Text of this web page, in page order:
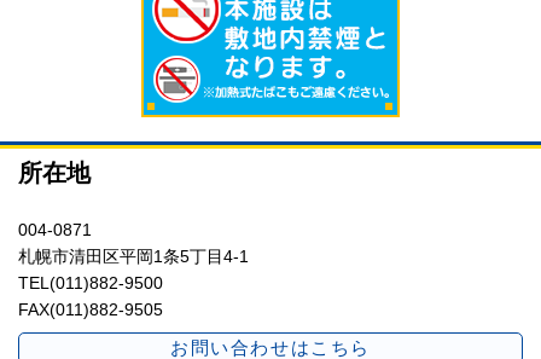
所在地
004-0871
札幌市清田区平岡1条5丁目4-1
TEL(011)882-9500
FAX(011)882-9505
お問い合わせはこちら